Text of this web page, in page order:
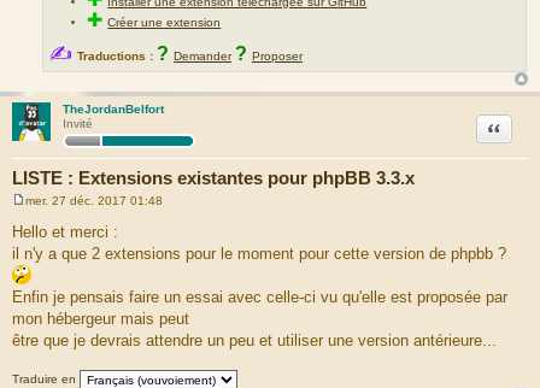
✚Créer une extension
✍ Traductions : ? Demander ? Proposer
TheJordanBelfort
Invité
LISTE : Extensions existantes pour phpBB 3.3.x
Citation
e
s
s
a
g
e
mer. 27 déc. 2017 01:48
Hello et merci :
il n'y a que 2 extensions pour le moment pour cette version de phpbb ?
Enfin je pensais faire un essai avec celle-ci vu qu'elle est proposée par
mon hébergeur mais peut
être que je devrais attendre un peu et utiliser une version antérieure...
Traduire en